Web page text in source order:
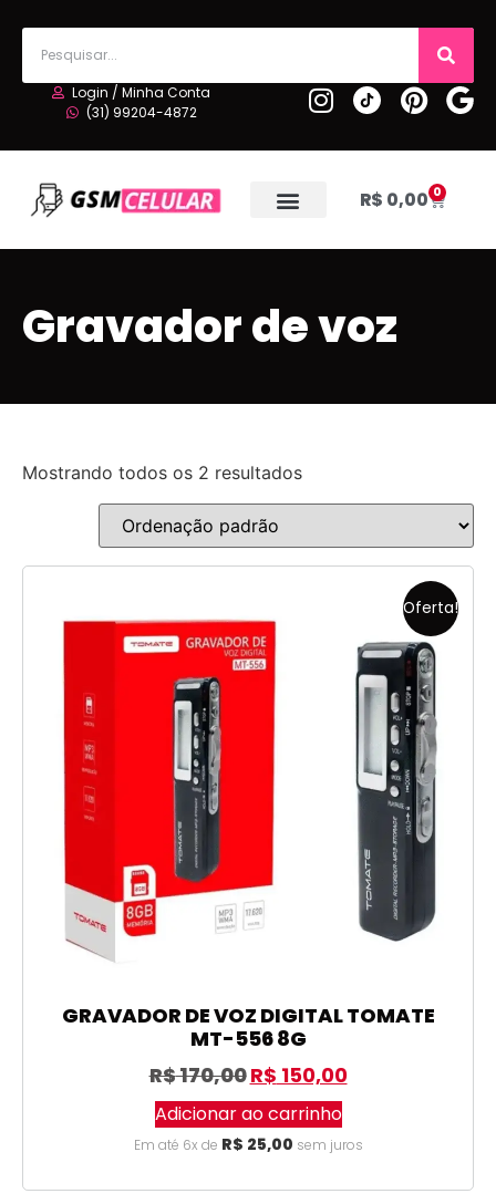
Login / Minha Conta
(31) 99204-4872
R$ 0,00 0
Gravador de voz
Mostrando todos os 2 resultados
Oferta!
GRAVADOR DE VOZ DIGITAL TOMATE
MT-556 8G
R$170,00R$ 150,00
Adicionar ao carrinho
Em até 6x de R$ 25,00 sem juros